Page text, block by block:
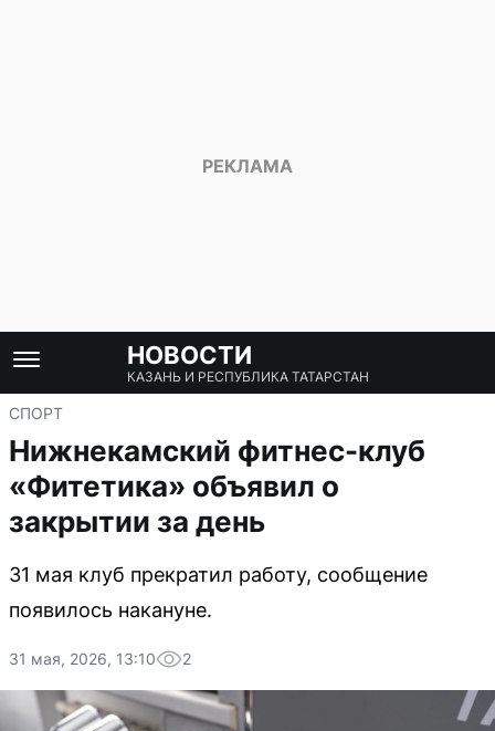
НОВОСТИ
КАЗАНЬ И РЕСПУБЛИКА ТАТАРСТАН
СПОРТ
Нижнекамский фитнес-клуб
«Фитетика» объявил о
закрытии за день
31 мая клуб прекратил работу, сообщение
появилось накануне.
31 мая, 2026, 13:10 2